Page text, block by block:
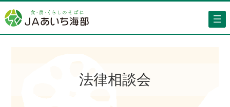
容
を
法律相談会